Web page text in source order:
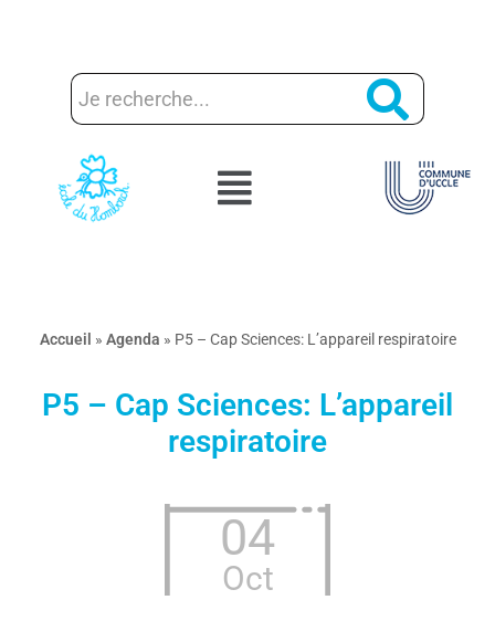
contenu
Accueil » Agenda » P5 – Cap Sciences: L’appareil respiratoire
P5 – Cap Sciences: L’appareil
respiratoire
04
Oct